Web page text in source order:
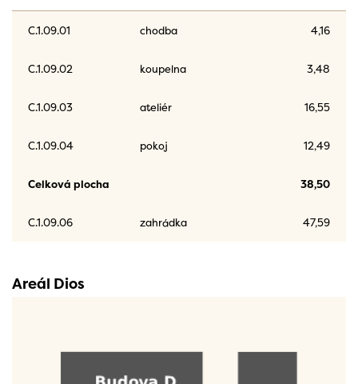
C.1.09.01 chodba 4,16
C.1.09.02 koupelna 3,48
C.1.09.03 ateliér 16,55
C.1.09.04 pokoj 12,49
Celková plocha 38,50
C.1.09.06 zahrádka 47,59
Areál Dios